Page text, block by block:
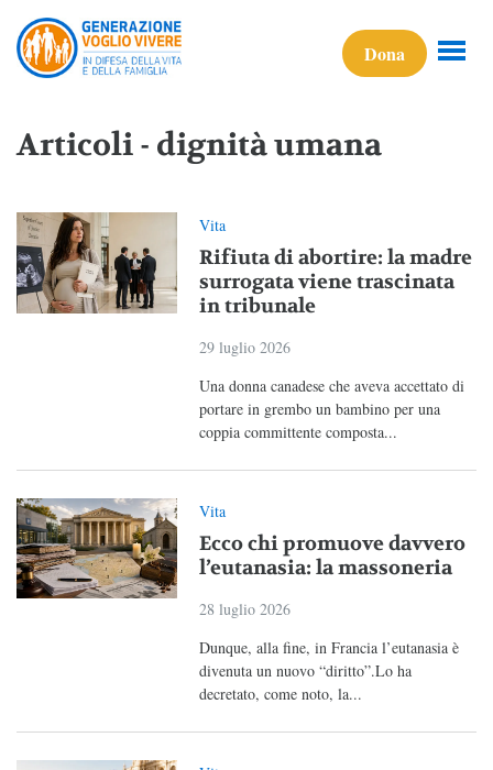
Dona
Articoli - dignità umana
Vita
Rifiuta di abortire: la madre
surrogata viene trascinata
in tribunale
29 luglio 2026
Una donna canadese che aveva accettato di
portare in grembo un bambino per una
coppia committente composta...
Vita
Ecco chi promuove davvero
l’eutanasia: la massoneria
28 luglio 2026
Dunque, alla fine, in Francia l’eutanasia è
divenuta un nuovo “diritto”.Lo ha
decretato, come noto, la...